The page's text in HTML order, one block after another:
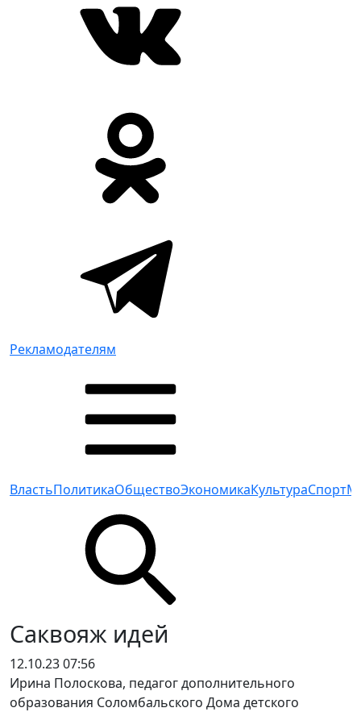
Рекламодателям
ВластьПолитикаОбществоЭкономикаКультураСпорт
Саквояж идей
12.10.23 07:56
Ирина Полоскова, педагог дополнительного
образования Соломбальского Дома детского